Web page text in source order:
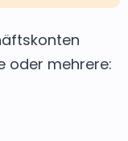
oder mehrere: